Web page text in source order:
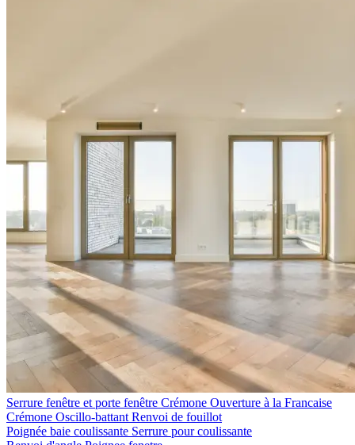
Serrure fenêtre et porte fenêtre
Crémone Ouverture à la Francaise
Crémone Oscillo-battant Renvoi de fouillot
Poignée baie coulissante Serrure pour coulissante